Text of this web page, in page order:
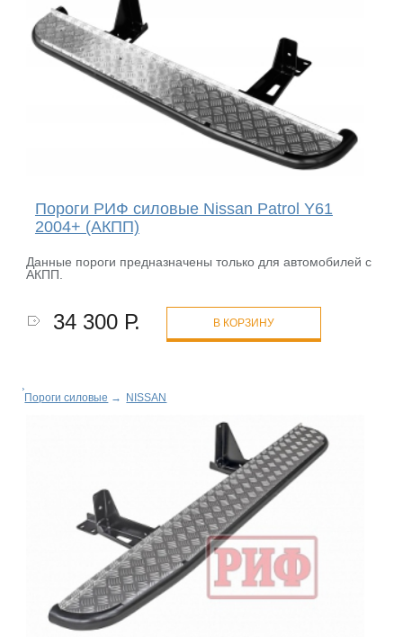
Пороги РИФ силовые Nissan Patrol Y61
2004+ (АКПП)
Данные пороги предназначены только для автомобилей с
АКПП.
34 300 Р. В КОРЗИНУ
Пороги силовые → NISSAN